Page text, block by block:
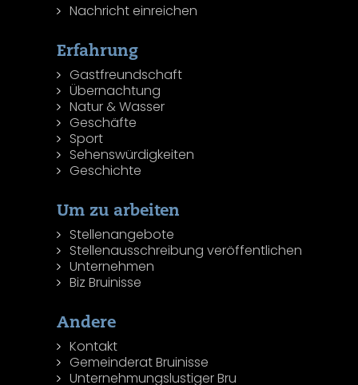
Nachricht einreichen
Erfahrung
Gastfreundschaft
Übernachtung
Natur & Wasser
Geschäfte
Sport
Sehenswürdigkeiten
Geschichte
Um zu arbeiten
Stellenangebote
Stellenausschreibung veröffentlichen
Unternehmen
Biz Bruinisse
Andere
Kontakt
Gemeinderat Bruinisse
Unternehmungslustiger Bru